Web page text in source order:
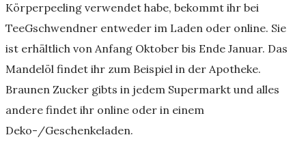
Körperpeeling verwendet habe, bekommt ihr bei
TeeGschwendner entweder im Laden oder online. Sie
ist erhältlich von Anfang Oktober bis Ende Januar. Das
Mandelöl findet ihr zum Beispiel in der Apotheke.
Braunen Zucker gibts in jedem Supermarkt und alles
andere findet ihr online oder in einem
Deko-/Geschenkeladen.